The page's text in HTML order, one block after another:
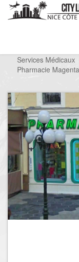
Services Médicaux
Pharmacie